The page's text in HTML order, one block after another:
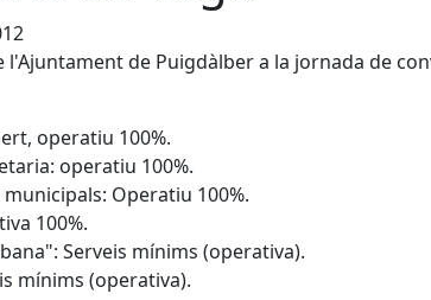
l'Ajuntament de Puigdàlber a la jornada de
operatiu 100%.
operatiu 100%.
Operatiu 100%.
100%.
Serveis mínims (operativa).
mínims (operativa).